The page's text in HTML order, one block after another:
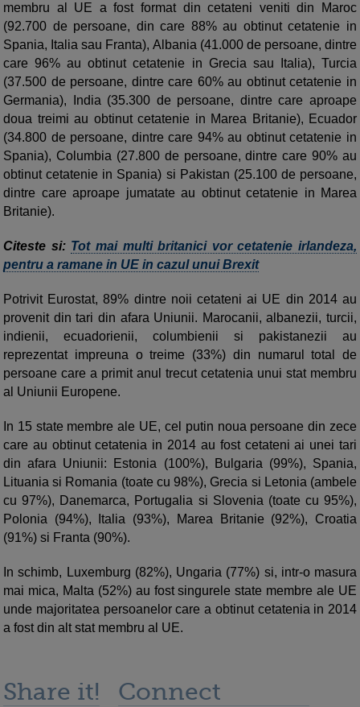
membru al UE a fost format din cetateni veniti din Maroc
(92.700 de persoane, din care 88% au obtinut cetatenie in
Spania, Italia sau Franta), Albania (41.000 de persoane, dintre
care 96% au obtinut cetatenie in Grecia sau Italia), Turcia
(37.500 de persoane, dintre care 60% au obtinut cetatenie in
Germania), India (35.300 de persoane, dintre care aproape
doua treimi au obtinut cetatenie in Marea Britanie), Ecuador
(34.800 de persoane, dintre care 94% au obtinut cetatenie in
Spania), Columbia (27.800 de persoane, dintre care 90% au
obtinut cetatenie in Spania) si Pakistan (25.100 de persoane,
dintre care aproape jumatate au obtinut cetatenie in Marea
Britanie).
Citeste si: Tot mai multi britanici vor cetatenie irlandeza,
pentru a ramane in UE in cazul unui Brexit
Potrivit Eurostat, 89% dintre noii cetateni ai UE din 2014 au
provenit din tari din afara Uniunii. Marocanii, albanezii, turcii,
indienii, ecuadorienii, columbienii si pakistanezii au
reprezentat impreuna o treime (33%) din numarul total de
persoane care a primit anul trecut cetatenia unui stat membru
al Uniunii Europene.
In 15 state membre ale UE, cel putin noua persoane din zece
care au obtinut cetatenia in 2014 au fost cetateni ai unei tari
din afara Uniunii: Estonia (100%), Bulgaria (99%), Spania,
Lituania si Romania (toate cu 98%), Grecia si Letonia (ambele
cu 97%), Danemarca, Portugalia si Slovenia (toate cu 95%),
Polonia (94%), Italia (93%), Marea Britanie (92%), Croatia
(91%) si Franta (90%).
In schimb, Luxemburg (82%), Ungaria (77%) si, intr-o masura
mai mica, Malta (52%) au fost singurele state membre ale UE
unde majoritatea persoanelor care a obtinut cetatenia in 2014
a fost din alt stat membru al UE.
Share it! Connect